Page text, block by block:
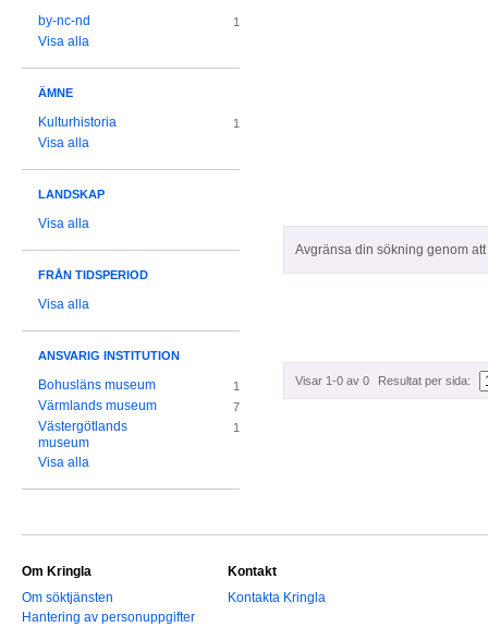
Avgränsa din sökning genom
Visar 1-0 av 0 Resultat per sida:
by-nc-nd 1
Visa alla
ÄMNE
Kulturhistoria 1
Visa alla
LANDSKAP
Visa alla
FRÅN TIDSPERIOD
Visa alla
ANSVARIG INSTITUTION
Bohusläns museum 1
Värmlands museum 7
Västergötlands
museum
1
Visa alla
Om Kringla
Om söktjänsten
Hantering av personuppgifter
Kontakt
Kontakta Kringla